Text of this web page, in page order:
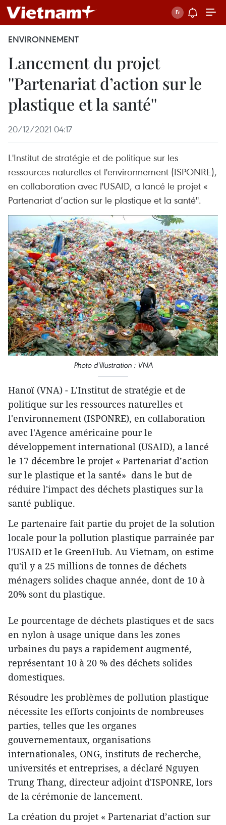
ENVIRONNEMENT
Lancement du projet
''Partenariat d’action sur le
plastique et la santé''
20/12/2021 04:17
L'Institut de stratégie et de politique sur les
ressources naturelles et l'environnement (ISPONRE),
en collaboration avec l'USAID, a lancé le projet «
Partenariat d’action sur le plastique et la santé''.
Photo d'illustration : VNA
Hanoï (VNA) - L'Institut de stratégie et de
politique sur les ressources naturelles et
l'environnement (ISPONRE), en collaboration
avec l'Agence américaine pour le
développement international (USAID), a lancé
le 17 décembre le projet « Partenariat d’action
sur le plastique et la santé» dans le but de
réduire l'impact des déchets plastiques sur la
santé publique.
Le partenaire fait partie du projet de la solution
locale pour la pollution plastique parrainée par
l'USAID et le GreenHub. Au Vietnam, on estime
qu'il y a 25 millions de tonnes de déchets
ménagers solides chaque année, dont de 10 à
20% sont du plastique.
Le pourcentage de déchets plastiques et de sacs
en nylon à usage unique dans les zones
urbaines du pays a rapidement augmenté,
représentant 10 à 20 % des déchets solides
domestiques.
Résoudre les problèmes de pollution plastique
nécessite les efforts conjoints de nombreuses
parties, telles que les organes
gouvernementaux, organisations
internationales, ONG, instituts de recherche,
universités et entreprises, a déclaré Nguyen
Trung Thang, directeur adjoint d'ISPONRE, lors
de la cérémonie de lancement.
La création du projet « Partenariat d’action sur